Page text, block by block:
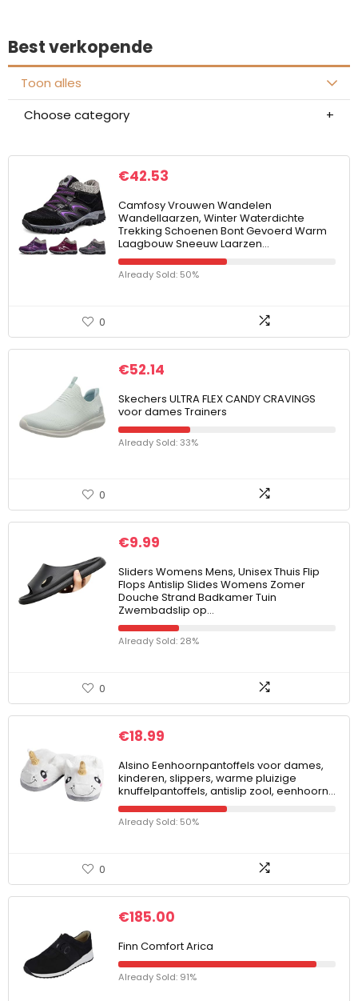
Best verkopende
Toon alles
Choose category
€42.53
Camfosy Vrouwen Wandelen
Wandellaarzen, Winter Waterdichte
Trekking Schoenen Bont Gevoerd Warm
Laagbouw Sneeuw Laarzen…
Already Sold: 50%
0
€52.14
Skechers ULTRA FLEX CANDY CRAVINGS
voor dames Trainers
Already Sold: 33%
0
€9.99
Sliders Womens Mens, Unisex Thuis Flip
Flops Antislip Slides Womens Zomer
Douche Strand Badkamer Tuin
Zwembadslip op…
Already Sold: 28%
0
€18.99
Alsino Eenhoornpantoffels voor dames,
kinderen, slippers, warme pluizige
knuffelpantoffels, antislip zool, eenhoorn…
Already Sold: 50%
0
€185.00
Finn Comfort Arica
Already Sold: 91%